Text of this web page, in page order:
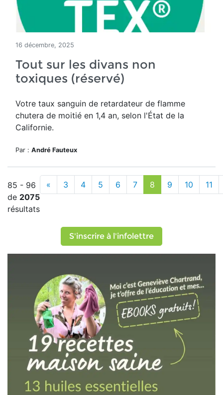
16 décembre, 2025
Tout sur les divans non
toxiques (réservé)
Votre taux sanguin de retardateur de flamme
chutera de moitié en 1,4 an, selon l'État de la
Californie.
Par : André Fauteux
85 - 96
de 2075
résultats
« 3 4 5 6 7 8 9 10 11
S'inscrire à l'infolettre